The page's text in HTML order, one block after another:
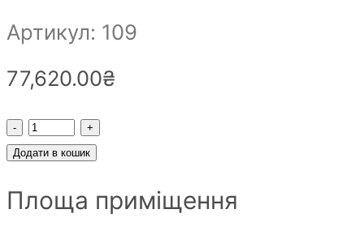
Артикул: 109
77,620.00₴
Кондиціонер
(зовнішній
EWT
Додати в кошик
Площа приміщення